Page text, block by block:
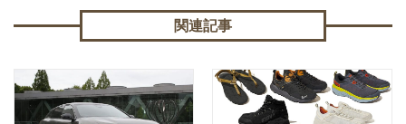
関連記事